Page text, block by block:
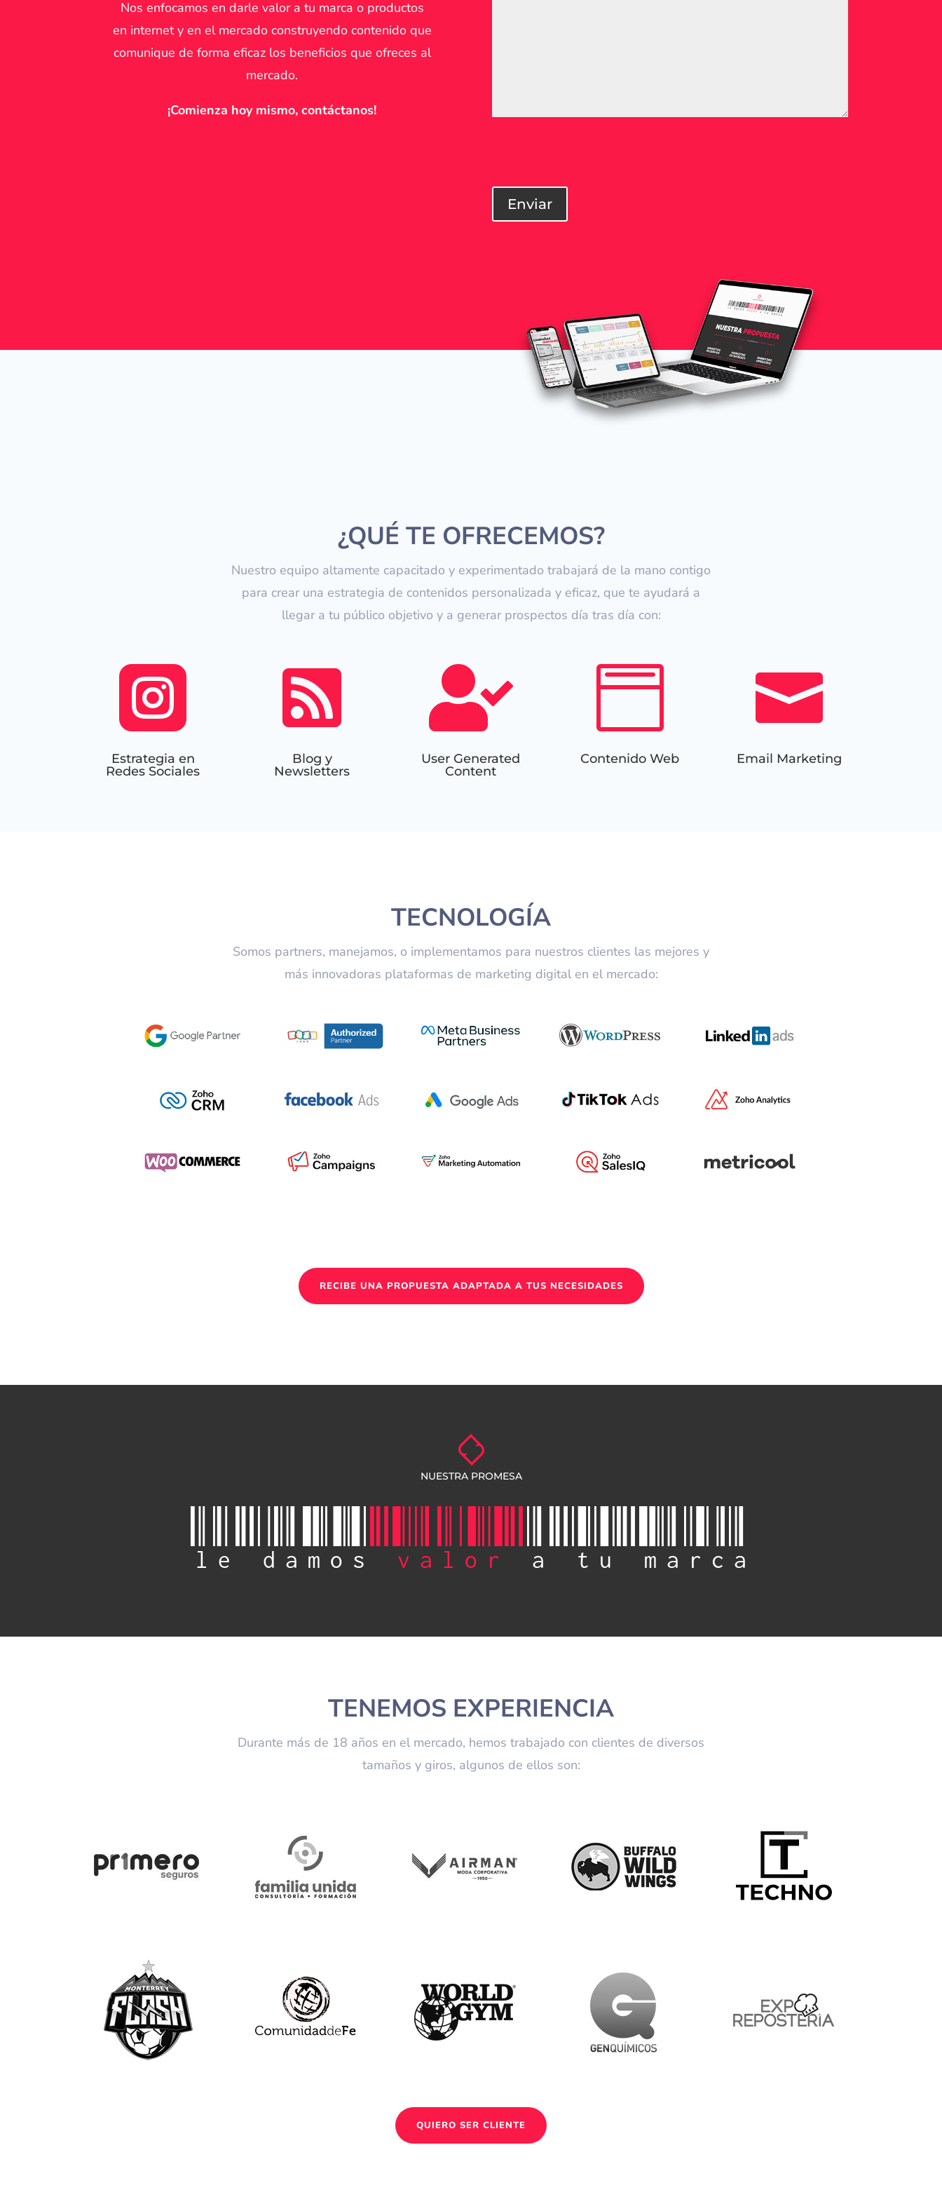
Nos enfocamos en darle valor a tu marca o productos
en internet y en el mercado construyendo contenido que
comunique de forma eficaz los beneficios que ofreces al
mercado.
¡Comienza hoy mismo, contáctanos!
Enviar
¿QUÉ TE OFRECEMOS?
Nuestro equipo altamente capacitado y experimentado trabajará de la mano contigo
para crear una estrategia de contenidos personalizada y eficaz, que te ayudará a
llegar a tu público objetivo y a generar prospectos día tras día con:

Estrategia en
Redes Sociales

Blog y
Newsletters

User Generated
Content

Contenido Web

Email Marketing
TECNOLOGÍA
Somos partners, manejamos, o implementamos para nuestros clientes las mejores y
más innovadoras plataformas de marketing digital en el mercado:
RECIBE UNA PROPUESTA ADAPTADA A TUS NECESIDADES
NUESTRA PROMESA
le damosvalora tu marca
TENEMOS EXPERIENCIA
Durante más de 18 años en el mercado, hemos trabajado con clientes de diversos
tamaños y giros, algunos de ellos son:
QUIERO SER CLIENTE